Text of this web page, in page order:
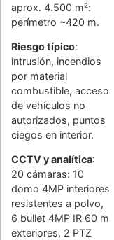
aprox. 4.500 m²:
perímetro ~420 m.
Riesgo típico:
intrusión, incendios
por material
combustible, acceso
de vehículos no
autorizados, puntos
ciegos en interior.
CCTV y analítica:
20 cámaras: 10
domo 4MP interiores
resistentes a polvo,
6 bullet 4MP IR 60 m
exteriores, 2 PTZ